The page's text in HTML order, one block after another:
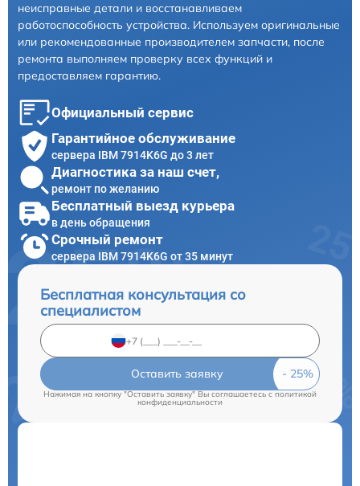
неисправные детали и восстанавливаем
работоспособность устройства. Используем оригинальные
или рекомендованные производителем запчасти, после
ремонта выполняем проверку всех функций и
предоставляем гарантию.
Официальный сервис
Гарантийное обслуживание
сервера IBM 7914K6G до 3 лет
Диагностика за наш счет,
ремонт по желанию
Бесплатный выезд курьера
в день обращения
Срочный ремонт
сервера IBM 7914K6G от 35 минут
Бесплатная консультация со
специалистом
Оставить заявку
Нажимая на кнопку "Оставить заявку" Вы соглашаетесь c политикой
конфиденциальности